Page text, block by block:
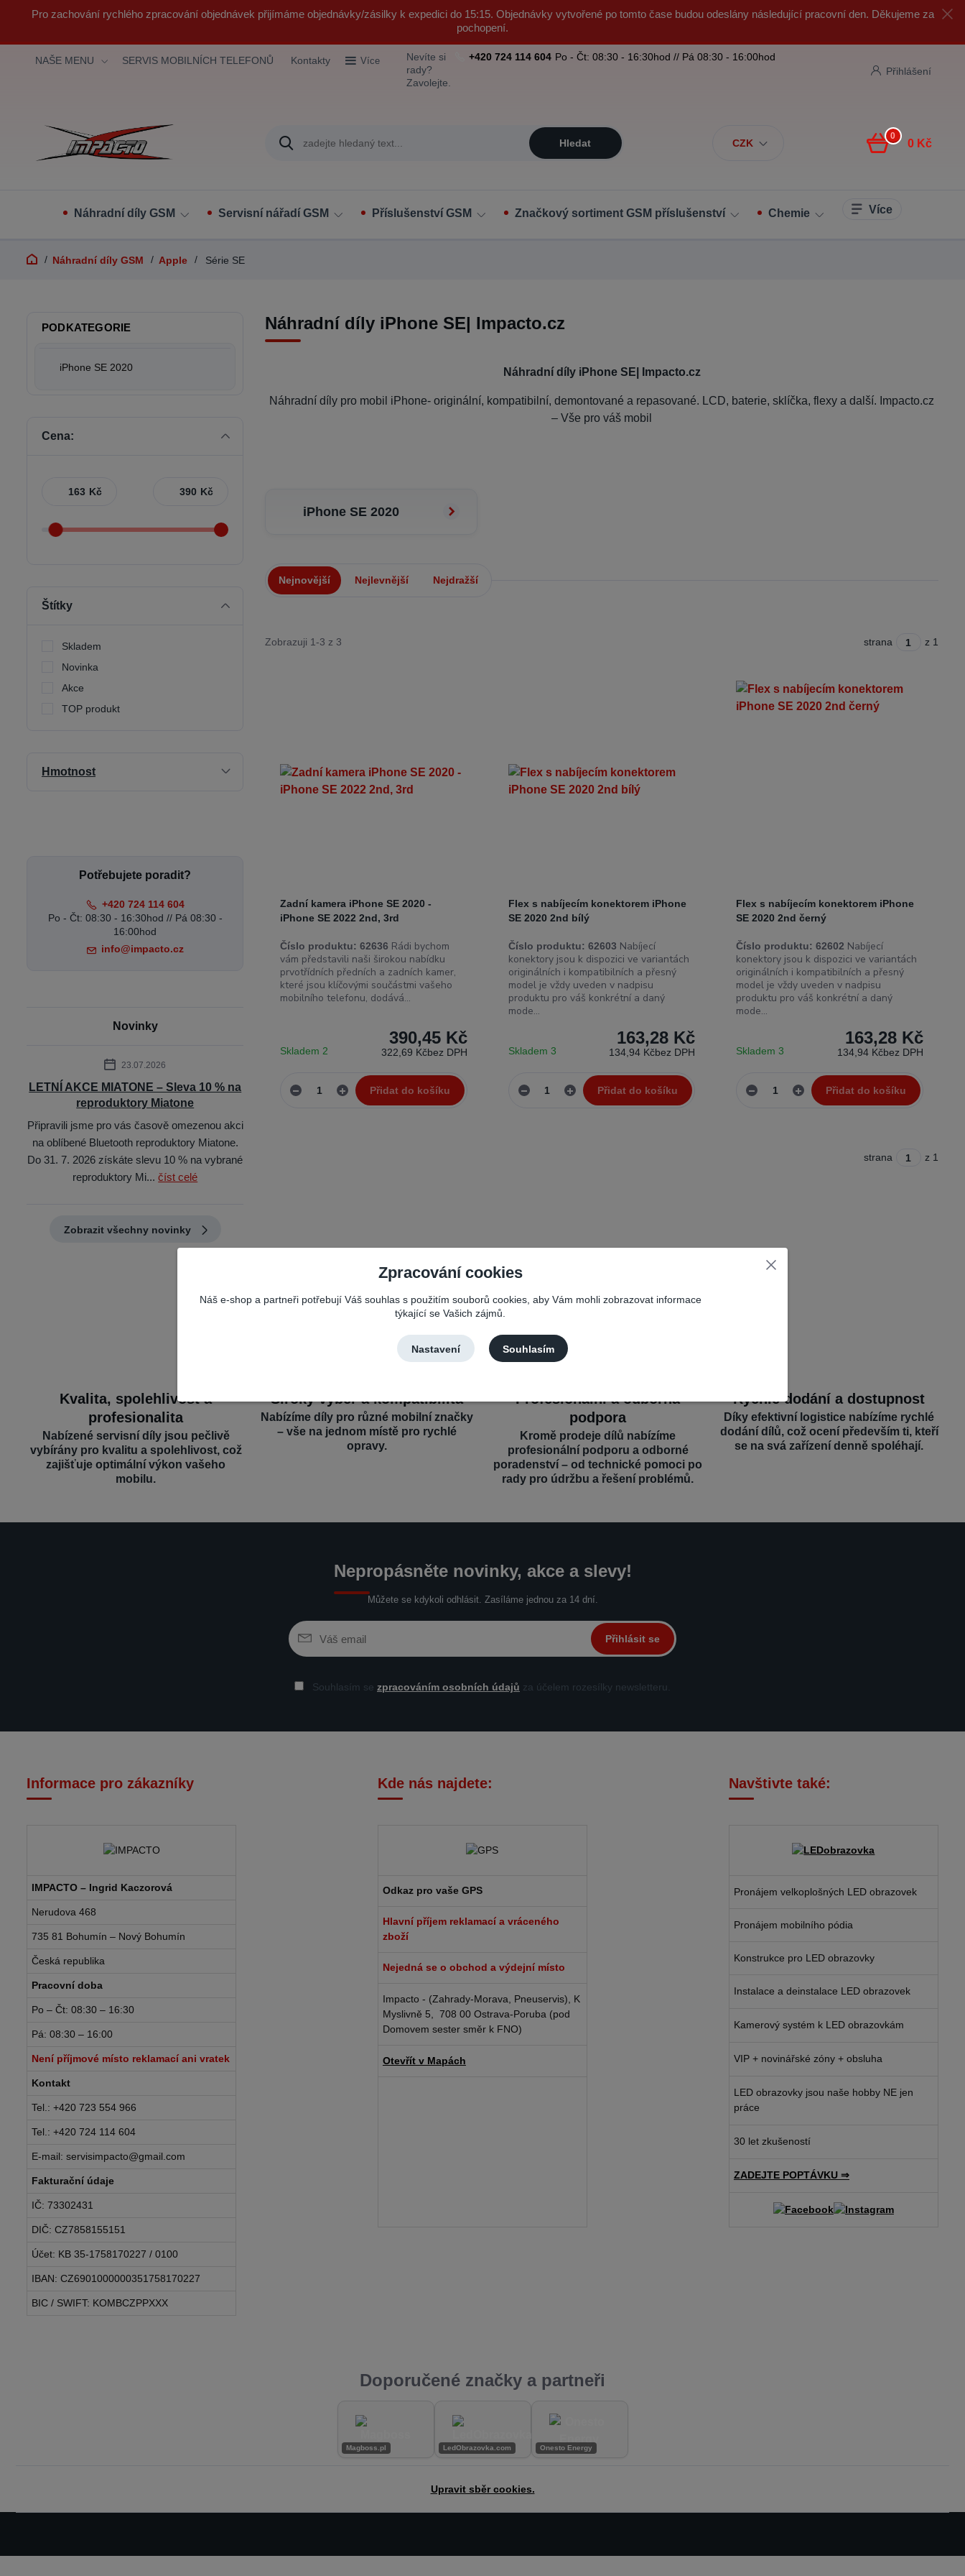
Pro zachování rychlého zpracování objednávek přijímáme objednávky/zásilky k expedici do 15:15. Objednávky vytvořené po tomto čase budou odeslány následující pracovní den. Děkujeme za
pochopení.
NAŠE MENU SERVIS MOBILNÍCH TELEFONŮ Kontakty Více
CZK
Přihlášení
Hledat
Nevíte si
rady?
Zavolejte.
+420 724 114 604 Po - Čt: 08:30 - 16:30hod // Pá 08:30 - 16:00hod
0
0 Kč
Náhradní díly GSM Servisní nářadí GSM Příslušenství GSM Značkový sortiment GSM příslušenství Chemie Více
Náhradní díly GSM Apple Série SE
Náhradní díly iPhone SE| Impacto.cz
Náhradní díly iPhone SE| Impacto.cz
Náhradní díly pro mobil iPhone- originální, kompatibilní, demontované a repasované. LCD, baterie, sklíčka, flexy a další. Impacto.cz
– Vše pro váš mobil
iPhone SE 2020
Nejnovější Nejlevnější Nejdražší
Zobrazuji 1-3 z 3 strana z 1
Zadní kamera iPhone SE 2020 -
iPhone SE 2022 2nd, 3rd
Číslo produktu: 62636 Rádi bychom
vám představili naši širokou nabídku
prvotřídních předních a zadních kamer,
které jsou klíčovými součástmi vašeho
mobilního telefonu, dodává...
390,45 Kč
322,69 Kčbez DPH
Skladem 2
Přidat do košíku
Flex s nabíjecím konektorem iPhone
SE 2020 2nd bílý
Číslo produktu: 62603 Nabíjecí
konektory jsou k dispozici ve variantách
originálních i kompatibilních a přesný
model je vždy uveden v nadpisu
produktu pro váš konkrétní a daný
mode...
163,28 Kč
134,94 Kčbez DPH
Skladem 3
Přidat do košíku
Flex s nabíjecím konektorem iPhone
SE 2020 2nd černý
Číslo produktu: 62602 Nabíjecí
konektory jsou k dispozici ve variantách
originálních i kompatibilních a přesný
model je vždy uveden v nadpisu
produktu pro váš konkrétní a daný
mode...
163,28 Kč
134,94 Kčbez DPH
Skladem 3
Přidat do košíku
strana z 1
PODKATEGORIE
iPhone SE 2020
Cena:
Kč Kč
Štítky
Skladem
Novinka
Akce
TOP produkt
Hmotnost
Potřebujete poradit?
+420 724 114 604
Po - Čt: 08:30 - 16:30hod // Pá 08:30 -
16:00hod
info@impacto.cz
Novinky
23.07.2026
LETNÍ AKCE MIATONE – Sleva 10 % na
reproduktory Miatone
Připravili jsme pro vás časově omezenou akci
na oblíbené Bluetooth reproduktory Miatone.
Do 31. 7. 2026 získáte slevu 10 % na vybrané
reproduktory Mi...číst celé
Zobrazit všechny novinky
Kvalita, spolehlivost a
profesionalita
Nabízené servisní díly jsou pečlivě
vybírány pro kvalitu a spolehlivost, což
zajišťuje optimální výkon vašeho
mobilu.
Široký výběr a kompatibilita
Nabízíme díly pro různé mobilní značky
– vše na jednom místě pro rychlé
opravy.
Profesionální a odborná
podpora
Kromě prodeje dílů nabízíme
profesionální podporu a odborné
poradenství – od technické pomoci po
rady pro údržbu a řešení problémů.
Rychlé dodání a dostupnost
Díky efektivní logistice nabízíme rychlé
dodání dílů, což ocení především ti, kteří
se na svá zařízení denně spoléhají.
Nepropásněte novinky, akce a slevy!
Můžete se kdykoli odhlásit. Zasíláme jednou za 14 dní.
Přihlásit se
Souhlasím se zpracováním osobních údajů za účelem rozesílky newsletteru.
Informace pro zákazníky
IMPACTO – Ingrid Kaczorová
Nerudova 468
735 81 Bohumín – Nový Bohumín
Česká republika
Pracovní doba
Po – Čt: 08:30 – 16:30
Pá: 08:30 – 16:00
Není příjmové místo reklamací ani vratek
Kontakt
Tel.: +420 723 554 966
Tel.: +420 724 114 604
E-mail: servisimpacto@gmail.com
Fakturační údaje
IČ: 73302431
DIČ: CZ7858155151
Účet: KB 35-1758170227 / 0100
IBAN: CZ6901000000351758170227
BIC / SWIFT: KOMBCZPPXXX
Kde nás najdete:
Odkaz pro vaše GPS
Hlavní příjem reklamací a vráceného
zboží
Nejedná se o obchod a výdejní místo
Impacto - (Zahrady-Morava, Pneuservis), K
Myslivně 5, 708 00 Ostrava-Poruba (pod
Domovem sester směr k FNO)
Otevřít v Mapách
Navštivte také:
Pronájem velkoplošných LED obrazovek
Pronájem mobilního pódia
Konstrukce pro LED obrazovky
Instalace a deinstalace LED obrazovek
Kamerový systém k LED obrazovkám
VIP + novinářské zóny + obsluha
LED obrazovky jsou naše hobby NE jen
práce
30 let zkušeností
ZADEJTE POPTÁVKU ⇒
Doporučené značky a partneři
Magboss.pl LedObrazovka.com Onesto Energy
Upravit sběr cookies.
Zpracování cookies
Náš e-shop a partneři potřebují Váš souhlas s použitím souborů cookies, aby Vám mohli zobrazovat informace
týkající se Vašich zájmů.
Nastavení Souhlasím